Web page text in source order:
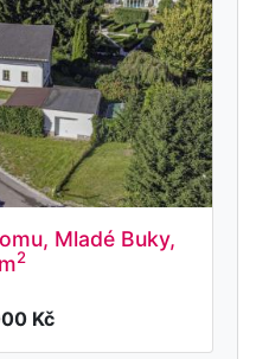
Mladé Buky,
2
Kč